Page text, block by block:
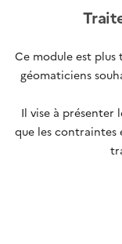
Ce module est plus
géomaticiens
Il vise à présenter
que les contraintes